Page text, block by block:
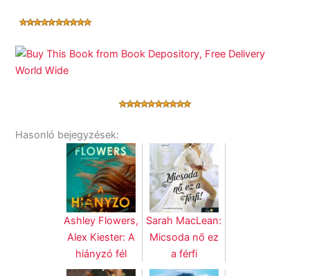
Hasonló bejegyzések:
Ashley Flowers,
Alex Kiester: A
hiányzó fél
Sarah MacLean:
Micsoda nő ez
a férfi